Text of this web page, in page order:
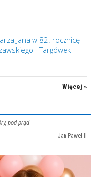
Jana w 82. rocznicę
- Targówek
Więcej »
pod prąd
Jan Paweł II